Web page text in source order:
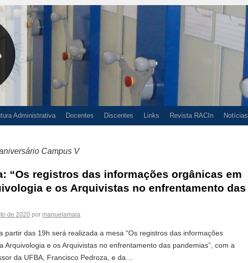
Administrativa Docentes Discentes Links Revista RACIn Notícias
Campus V
“Os registros das informações orgânicas em
e os Arquivistas no enfrentamento das
de 2020 por manuelamaia
partir das 19h será realizada a mesa “Os registros das informações
Arquivologia e os Arquivistas no enfrentamento das pandemias”, com a
da UFBA, Francisco Pedroza, e da…